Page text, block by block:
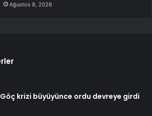
Ağustos 8, 2026
krizi büyüyünce ordu devreye girdi